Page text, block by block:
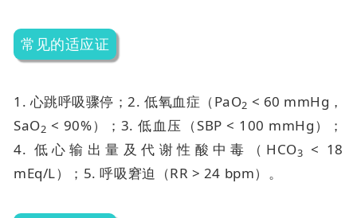
常见的适应证
1. 心跳呼吸骤停；2. 低氧血症（PaO2 < 60 mmHg，
SaO2 < 90%）； 3. 低血压（SBP < 100 mmHg）；
4. 低心输出量及代谢性酸中毒（HCO3
< 18
mEq/L）； 5. 呼吸窘迫（RR > 24 bpm）。